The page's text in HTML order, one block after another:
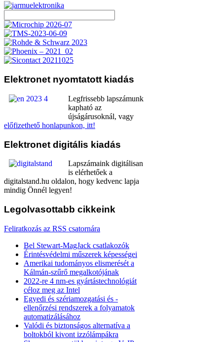
Elektronet nyomtatott kiadás
Legfrissebb lapszámunk
kapható az
újságárusoknál, vagy
előfizethető honlapunkon, itt!
Elektronet digitális kiadás
Lapszámaink digitálisan
is elérhetőek a
digitalstand.hu oldalon, hogy kedvenc lapja
mindig Önnél legyen!
Legolvasottabb cikkeink
Feliratkozás az RSS csatornára
Bel Stewart-MagJack csatlakozók
Érintésvédelmi műszerek képességei
Amerikai tudományos elismerését a
Kálmán-szűrő megalkotójának
2022-re 4 nm-es gyártástechnológiát
céloz meg az Intel
Egyedi és szériamozgatási és -
ellenőrzési rendszerek a folyamatok
automatizálásához
Valódi és biztonságos alternatíva a
boltokból kivont izzólámpákra